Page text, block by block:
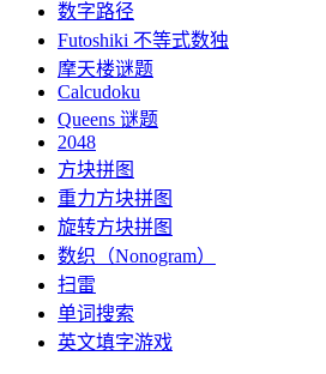
数字路径
Futoshiki 不等式数独
摩天楼谜题
Calcudoku
Queens 谜题
2048
方块拼图
重力方块拼图
旋转方块拼图
数织（Nonogram）
扫雷
单词搜索
英文填字游戏